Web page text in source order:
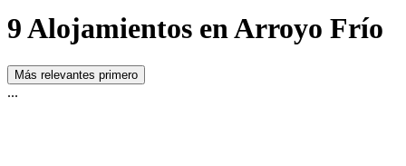
9 Alojamientos en Arroyo Frío
Más relevantes primero
...